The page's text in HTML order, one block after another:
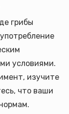
грибы
условиями.
изучите
что ваши